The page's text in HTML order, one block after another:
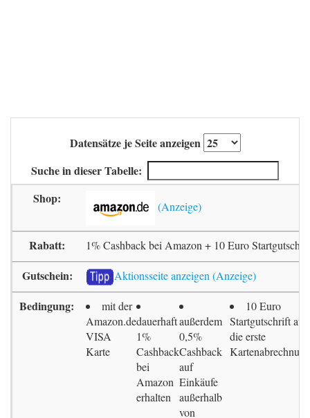
Datensätze je Seite anzeigen
Suche in dieser Tabelle:
1% Cashback bei Amazon + 10 Euro
Aktionsseite anzeigen
mit der
Amazon.de
VISA
Karte
dauerhaft
1%
Cashback
bei
Amazon
erhalten
außerdem
0,5%
Cashback
auf
Einkäufe
außerhalb
von
10 Euro
Startgutschrift auf
die erste
Kartenabrechnung